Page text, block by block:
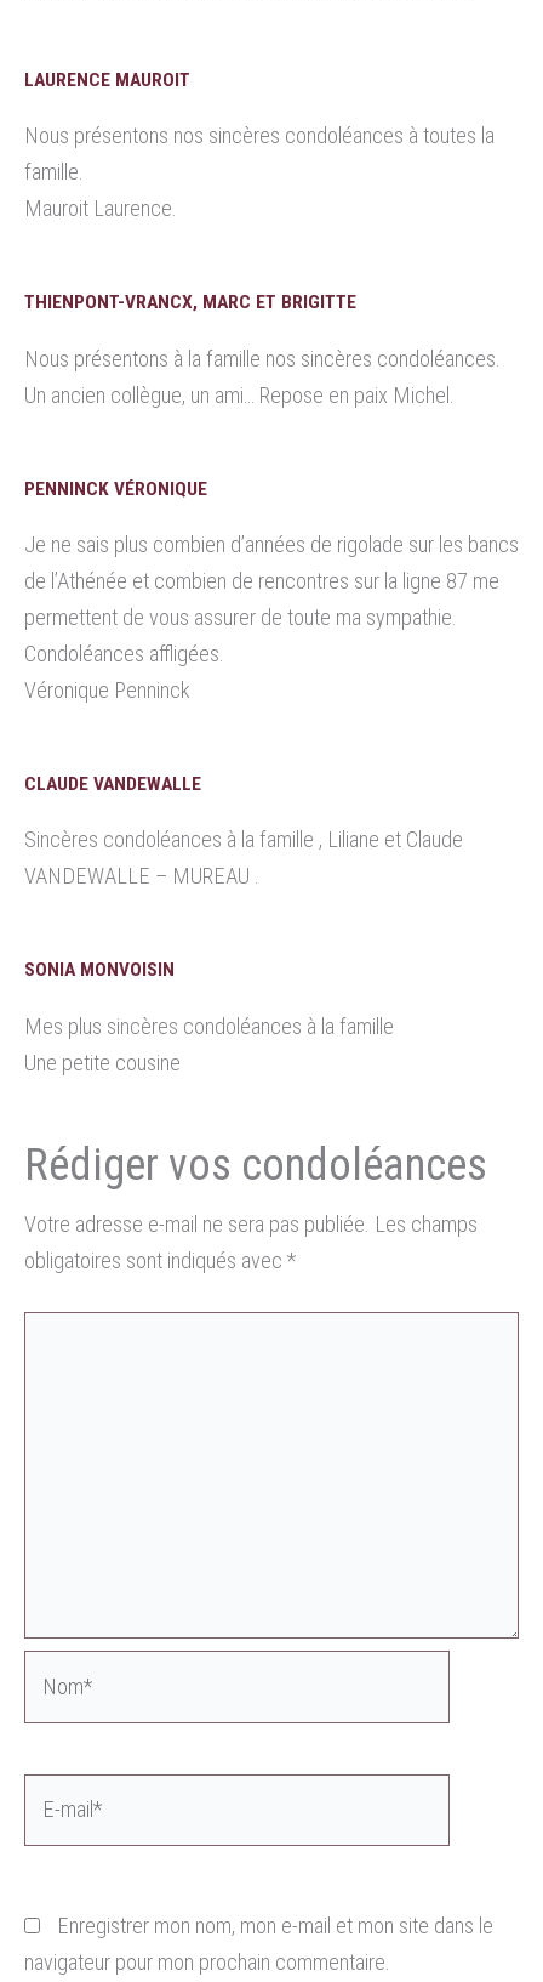
LAURENCE MAUROIT
Nous présentons nos sincères condoléances à toutes la
famille.
Mauroit Laurence.
THIENPONT-VRANCX, MARC ET BRIGITTE
Nous présentons à la famille nos sincères condoléances.
Un ancien collègue, un ami… Repose en paix Michel.
PENNINCK VÉRONIQUE
Je ne sais plus combien d’années de rigolade sur les bancs
de l’Athénée et combien de rencontres sur la ligne 87 me
permettent de vous assurer de toute ma sympathie.
Condoléances affligées.
Véronique Penninck
CLAUDE VANDEWALLE
Sincères condoléances à la famille , Liliane et Claude
VANDEWALLE – MUREAU .
SONIA MONVOISIN
Mes plus sincères condoléances à la famille
Une petite cousine
Votre adresse e-mail ne sera pas publiée. Les champs
obligatoires sont indiqués avec *
Enregistrer mon nom, mon e-mail et mon site dans le
navigateur pour mon prochain commentaire.